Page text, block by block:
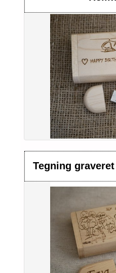
Tegning